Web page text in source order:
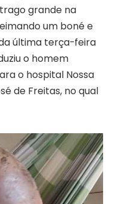
grande na
um boné e
última terça-feira
o homem
o hospital Nossa
de Freitas, no qual